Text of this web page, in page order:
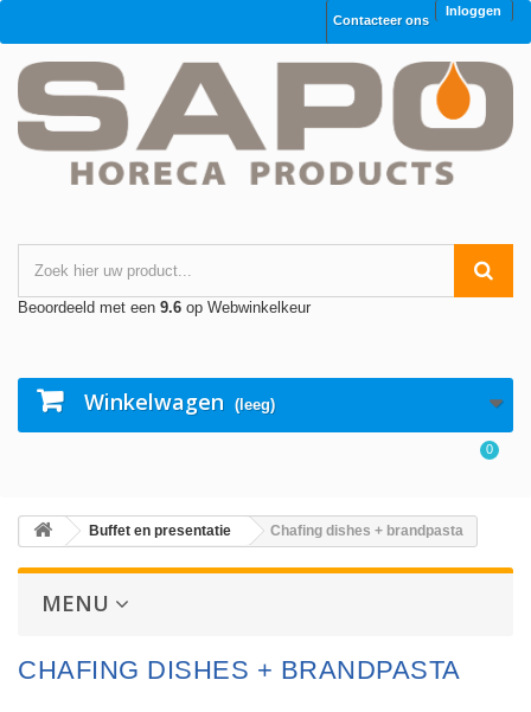
Inloggen
Contacteer ons
Beoordeeld met een 9.6 op Webwinkelkeur
Winkelwagen (leeg)
0
Buffet en presentatie Chafing dishes + brandpasta
MENU
CHAFING DISHES + BRANDPASTA